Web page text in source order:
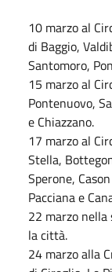
10 marzo al
di Baggio,
Santomoro,
15 marzo al
Pontenuovo,
e Chiazzano.
17 marzo al
Stella,
Sperone,
Pacciana e
22 marzo nella
la città.
24 marzo alla